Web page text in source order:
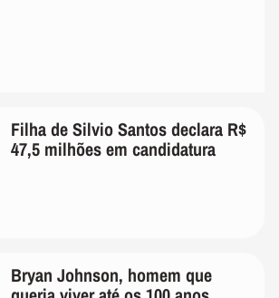
Filha de Silvio Santos declara R$
47,5 milhões em candidatura
Bryan Johnson, homem que